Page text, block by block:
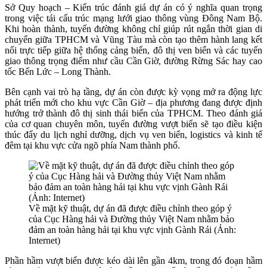
Sở Quy hoạch – Kiến trúc đánh giá dự án có ý nghĩa quan trọng
trong việc tái cấu trúc mạng lưới giao thông vùng Đông Nam Bộ.
Khi hoàn thành, tuyến đường không chỉ giúp rút ngắn thời gian di
chuyển giữa TPHCM và Vũng Tàu mà còn tạo thêm hành lang kết
nối trực tiếp giữa hệ thống cảng biển, đô thị ven biển và các tuyến
giao thông trọng điểm như cầu Cần Giờ, đường Rừng Sác hay cao
tốc Bến Lức – Long Thành.
Bên cạnh vai trò hạ tầng, dự án còn được kỳ vọng mở ra động lực
phát triển mới cho khu vực Cần Giờ – địa phương đang được định
hướng trở thành đô thị sinh thái biển của TPHCM. Theo đánh giá
của cơ quan chuyên môn, tuyến đường vượt biển sẽ tạo điều kiện
thúc đẩy du lịch nghỉ dưỡng, dịch vụ ven biển, logistics và kinh tế
đêm tại khu vực cửa ngõ phía Nam thành phố.
Về mặt kỹ thuật, dự án đã được điều chỉnh theo góp ý
của Cục Hàng hải và Đường thủy Việt Nam nhằm bảo
đảm an toàn hàng hải tại khu vực vịnh Gành Rái (Ảnh:
Internet)
Phần hầm vượt biển được kéo dài lên gần 4km, trong đó đoạn hầm